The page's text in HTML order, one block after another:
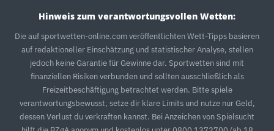
Hinweis zum verantwortungsvollen Wetten:
Die auf sportwetten-online.com veröffentlichten Wett-Tipps basieren
auf redaktioneller Einschätzung und statistischer Analyse, stellen
jedoch keine Garantie für Gewinne dar. Sportwetten sind mit
finanziellen Risiken verbunden und sollten ausschließlich als
Freizeitbeschäftigung betrachtet werden. Bitte spiele
verantwortungsbewusst, setze dir klare Limits und nutze nur Geld,
dessen Verlust du verkraften kannst. Bei Anzeichen von Spielsucht